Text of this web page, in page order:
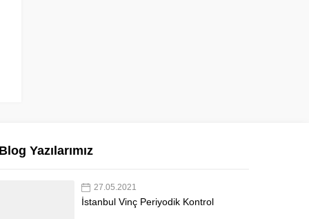
Blog Yazılarımız
27.05.2021
İstanbul Vinç Periyodik Kontrol